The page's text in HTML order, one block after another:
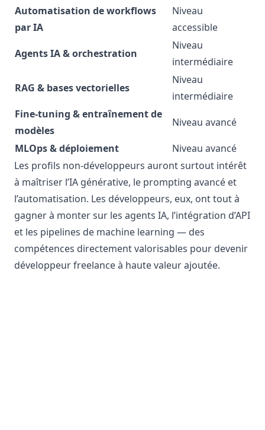
Automatisation de workflows
par IA
Niveau
accessible
Agents IA & orchestration
Niveau
intermédiaire
RAG & bases vectorielles
Niveau
intermédiaire
Fine-tuning & entraînement de
modèles
Niveau avancé
MLOps & déploiement
Niveau avancé
Les profils non-développeurs auront surtout intérêt
à maîtriser l’IA générative, le prompting avancé et
l’automatisation. Les développeurs, eux, ont tout à
gagner à monter sur les agents IA, l’intégration d’API
et les pipelines de machine learning — des
compétences directement valorisables pour devenir
développeur freelanceà haute valeur ajoutée.